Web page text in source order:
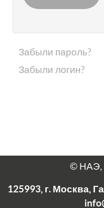
Забыли пароль?
Забыли логин?
© НАЭ,
125993, г. Москва,